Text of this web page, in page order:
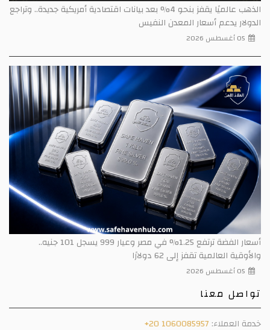
الذهب عالميًا يقفز بنحو 4% بعد بيانات اقتصادية أمريكية جديدة.. وتراجع
الدولار يدعم أسعار المعدن النفيس
05 أغسطس 2026
أسعار الفضة ترتفع 1.25% في مصر وعيار 999 يسجل 101 جنيه..
والأوقية العالمية تقفز إلى 62 دولارًا
05 أغسطس 2026
تواصل معنا
خدمة العملاء: +20 1060085957